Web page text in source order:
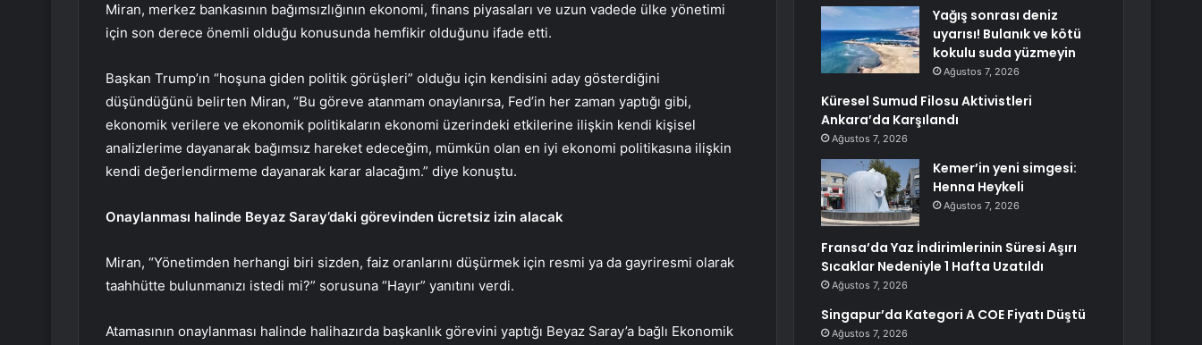
Miran, merkez bankasının bağımsızlığının ekonomi, finans piyasaları ve uzun vadede ülke yönetimi
için son derece önemli olduğu konusunda hemfikir olduğunu ifade etti.
Başkan Trump’ın “hoşuna giden politik görüşleri” olduğu için kendisini aday gösterdiğini
düşündüğünü belirten Miran, “Bu göreve atanmam onaylanırsa, Fed’in her zaman yaptığı gibi,
ekonomik verilere ve ekonomik politikaların ekonomi üzerindeki etkilerine ilişkin kendi kişisel
analizlerime dayanarak bağımsız hareket edeceğim, mümkün olan en iyi ekonomi politikasına ilişkin
kendi değerlendirmeme dayanarak karar alacağım.” diye konuştu.
Onaylanması halinde Beyaz Saray’daki görevinden ücretsiz izin alacak
Miran, “Yönetimden herhangi biri sizden, faiz oranlarını düşürmek için resmi ya da gayriresmi olarak
taahhütte bulunmanızı istedi mi?” sorusuna “Hayır” yanıtını verdi.
Atamasının onaylanması halinde halihazırda başkanlık görevini yaptığı Beyaz Saray’a bağlı Ekonomik
Yağış sonrası deniz
uyarısı! Bulanık ve kötü
kokulu suda yüzmeyin
Ağustos 7, 2026
Küresel Sumud Filosu Aktivistleri
Ankara’da Karşılandı
Ağustos 7, 2026
Kemer’in yeni simgesi:
Henna Heykeli
Ağustos 7, 2026
Fransa’da Yaz İndirimlerinin Süresi Aşırı
Sıcaklar Nedeniyle 1 Hafta Uzatıldı
Ağustos 7, 2026
Singapur’da Kategori A COE Fiyatı Düştü
Ağustos 7, 2026